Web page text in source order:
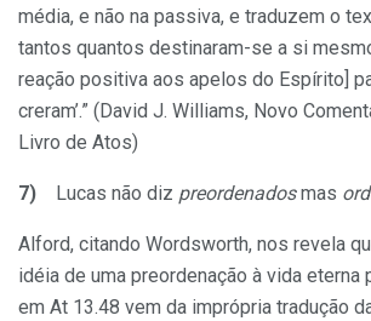
média, e não na passiva, e traduzem o
tantos quantos destinaram-se a si
reação positiva aos apelos do Espírito]
creram’.” (David J. Williams, Novo
Livro de Atos)
7) Lucas não diz preordenadosmas
Alford, citando Wordsworth, nos revela
idéia de uma preordenação à vida
em At 13.48 vem da imprópria tradução